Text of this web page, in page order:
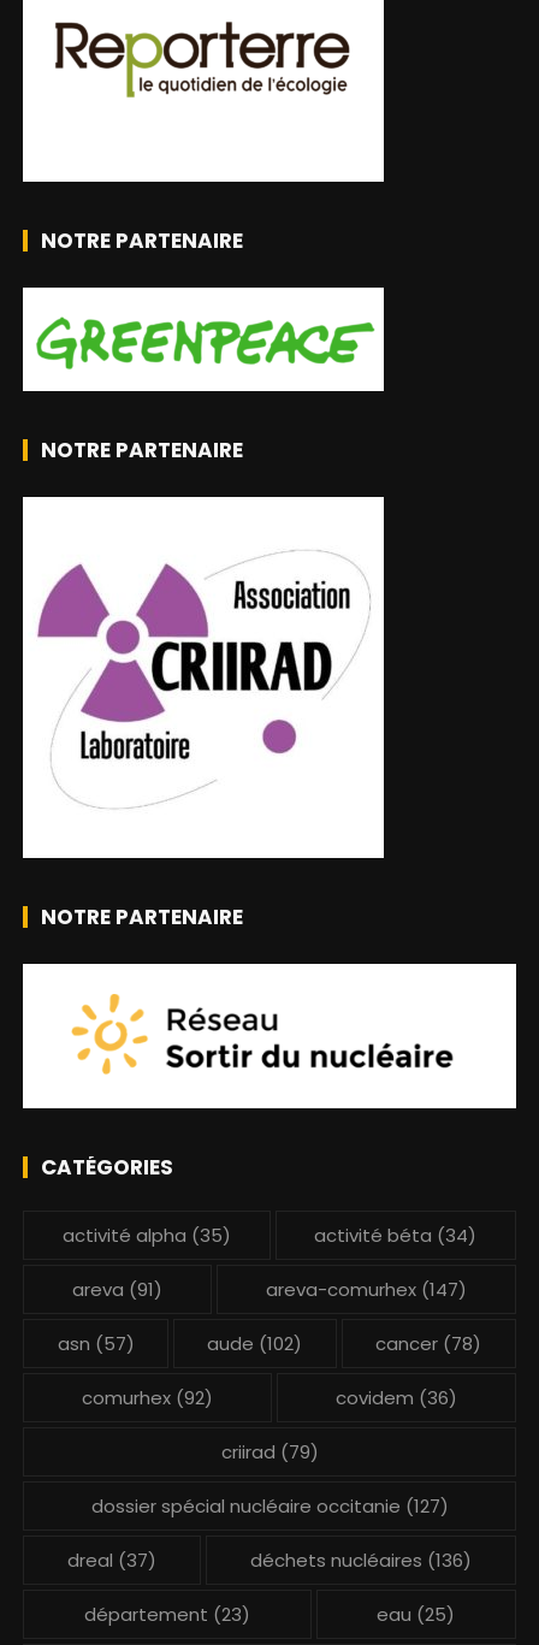
NOTRE PARTENAIRE
NOTRE PARTENAIRE
NOTRE PARTENAIRE
CATÉGORIES
activité alpha (35) activité béta (34)
areva (91) areva-comurhex(147)
asn (57) aude (102) cancer (78)
comurhex (92) covidem (36)
criirad (79)
dossier spécial nucléaire occitanie (127)
dreal (37) déchets nucléaires (136)
département (23) eau (25)